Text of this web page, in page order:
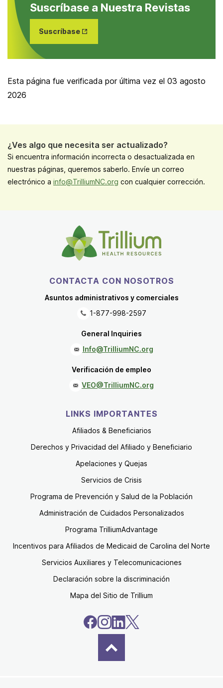
Suscríbase a Nuestra Revistas
Suscríbasein New
Esta página fue verificada por última vez el 03 agosto
2026
¿Ves algo que necesita ser actualizado?
Si encuentra información incorrecta o desactualizada en
nuestras páginas, queremos saberlo. Envíe un correo
electrónico a info@TrilliumNC.org con cualquier corrección.
CONTACTA CON NOSOTROS
Asuntos administrativos y comerciales
1-877-998-2597
General Inquiries
Info@TrilliumNC.org
Verificación de empleo
VEO@TrilliumNC.org
LINKS IMPORTANTES
Afiliados & Beneficiarios
Derechos y Privacidad del Afiliado y Beneficiario
Apelaciones y Quejas
Servicios de Crisis
Programa de Prevención y Salud de la Población
Administración de Cuidados Personalizados
Programa TrilliumAdvantage
Incentivos para Afiliados de Medicaid de Carolina del Norte
Servicios Auxiliares y Telecomunicaciones
Declaración sobre la discriminación
Mapa del Sitio de Trillium